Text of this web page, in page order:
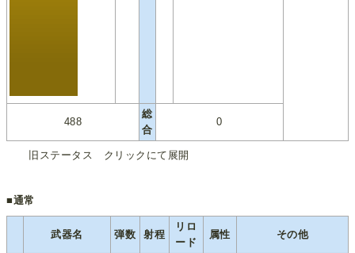
488
総
合
0
旧ステータス クリックにて展開
■通常
武器名 弾数 射程
リロ
ード
属性 その他